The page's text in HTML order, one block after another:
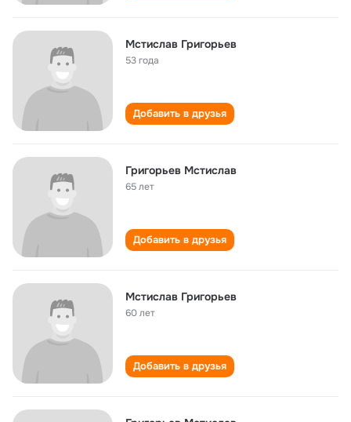
Мстислав Григорьев
53 года
Добавить в друзья
Григорьев Мстислав
65 лет
Добавить в друзья
Мстислав Григорьев
60 лет
Добавить в друзья